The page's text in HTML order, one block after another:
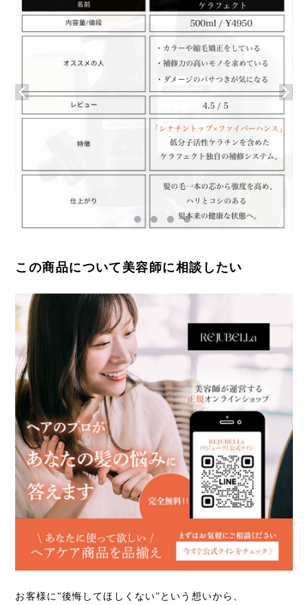
この商品について美容師に相談したい
お客様に”後悔してほしくない”という想いから、